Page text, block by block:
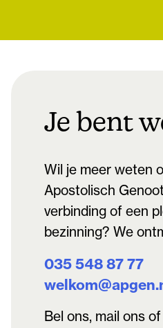
Je bent
Wil je meer weten
Apostolisch
verbinding of een
bezinning? We
035 548 87 77
Bel ons, mail ons